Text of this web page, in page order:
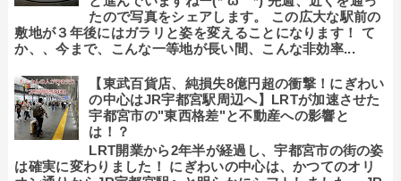
たので写真をシェアします。 この広大な駅前の
敷地が３年後にはガラリと姿を変えることになります！ て
か、、今まで、こんな一等地が長い間、こんな非効率...
【東武百貨店、純損失8億円超の衝撃！にぎわい
の中心はJR宇都宮駅周辺へ】LRTが加速させた
宇都宮市の"東西格差"と不動産への影響と
は！？
LRT開業から2年半が経過し、宇都宮市の街の姿
は確実に変わりました！ にぎわいの中心は、かつてのオリ